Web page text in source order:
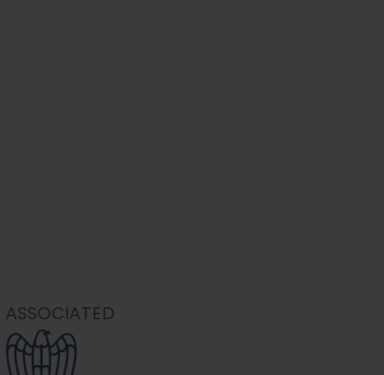
ASSOCIATED